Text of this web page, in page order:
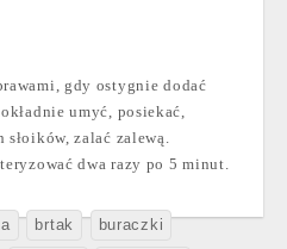
gdy ostygnie dodać
umyć, posiekać,
słoików, zalać zalewą.
dwa razy po 5 minut.
brtak buraczki